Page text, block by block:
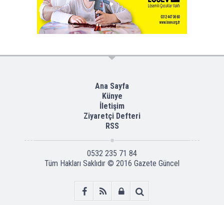
Ana Sayfa
Künye
İletişim
Ziyaretçi Defteri
RSS
0532 235 71 84
Tüm Hakları Saklıdır © 2016 Gazete Güncel